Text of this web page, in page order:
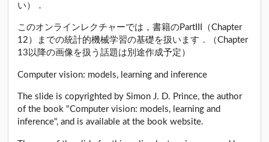
い）．
このオンラインレクチャーでは，書籍のPartIII（Chapter
12）までの統計的機械学習の基礎を扱います．（Chapter
13以降の画像を扱う話題は別途作成予定）
Computer vision: models, learning and inference
The slide is copyrighted by Simon J. D. Prince, the author
of the book "Computer vision: models, learning and
inference", and is available at the book website.